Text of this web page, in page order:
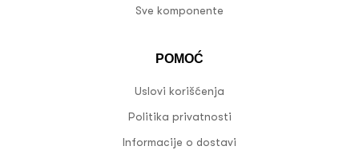
Sve komponente
POMOĆ
Uslovi korišćenja
Politika privatnosti
Informacije o dostavi